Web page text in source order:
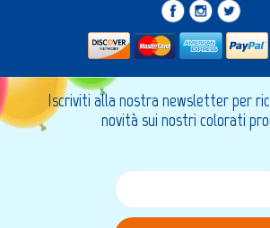
Iscriviti alla nostra newsletter per
novità sui nostri colorati